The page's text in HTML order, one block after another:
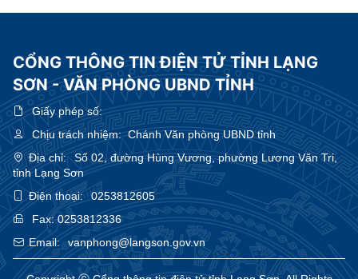
CỔNG THÔNG TIN ĐIỆN TỬ TỈNH LẠNG
SƠN - VĂN PHÒNG UBND TỈNH
Giấy phép số:
Chịu trách nhiệm:Chánh Văn phòng UBND tỉnh
Địa chỉ:
Số 02, đường Hùng Vương, phường Lương Văn Tri,
tỉnh Lạng Sơn
Điện thoại:
0253812605
Fax:0253812336
Email:
vanphong@langson.gov.vn